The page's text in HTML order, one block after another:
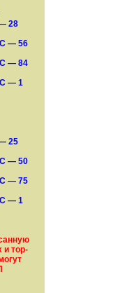
28
— 56
— 84
— 1
25
— 50
— 75
— 1
и тор­